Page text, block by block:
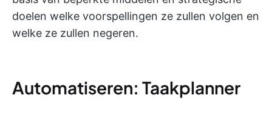
doelen welke voorspellingen ze zullen volgen en
welke ze zullen negeren.
Automatiseren: Taakplanner